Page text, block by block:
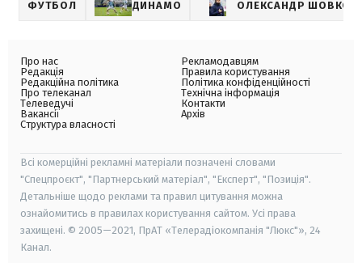
ФУТБОЛ ДИНАМО ОЛЕКСАНДР
Про нас
Редакція
Редакційна політика
Про телеканал
Телеведучі
Вакансії
Структура власності
Рекламодавцям
Правила користування
Політика конфіденційності
Технічна інформація
Контакти
Архів
Всі комерційні рекламні матеріали позначені словами
"Спецпроєкт", "Партнерський матеріал", "Експерт", "Позиція".
Детальніше щодо реклами та правил цитування можна
ознайомитись в правилах користування сайтом. Усі права
захищені. © 2005—2021, ПрАТ «Телерадіокомпанія "Люкс"», 24
Канал.